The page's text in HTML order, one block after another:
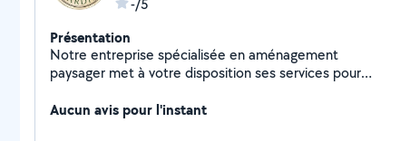
-/5
Présentation
Notre entreprise spécialisée en aménagement
paysager met à votre disposition ses services pour
réalisons des prestations de remise en état, de taille,
Aucun avis pour l'instant